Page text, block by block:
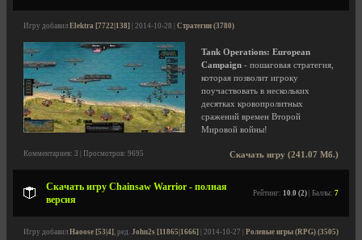
Игру добавил Elektra [7722|138] | 2014-10-28 | Стратегии (3780)
Tank Operations: European
Campaign - пошаговая стратегия,
которая позволит игроку
поучаствовать в нескольких
десятках кровопролитных
сражений времен Второй
Мировой войны!
Скачать игру (241.07 Мб.)
Комментариев: 3 | Просмотров: 9695
Скачать игру Chainsaw Warrior - полная
версия
Рейтинг: 10.0 (2) | Баллы: 7
Игру добавил Haoose [53|4], ред. John2s [11865|1666] | 2014-10-27 | Ролевые игры (RPG) (3505)